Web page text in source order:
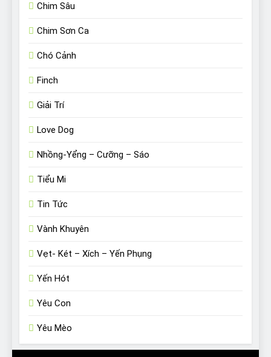
Chim Sâu
Chim Sơn Ca
Chó Cảnh
Finch
Giải Trí
Love Dog
Nhồng-Yểng – Cưỡng – Sáo
Tiểu Mi
Tin Tức
Vành Khuyên
Vẹt- Két – Xích – Yến Phụng
Yến Hót
Yêu Con
Yêu Mèo